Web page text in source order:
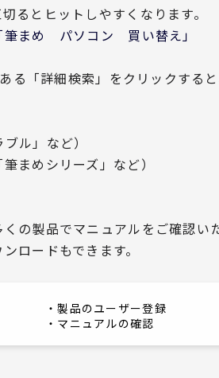
るとヒットしやすくなります。
まめ パソコン 買い替え」
る「詳細検索」をクリックする
ル」など）
まめシリーズ」など）
の製品でマニュアルをご確認い
ロードもできます。
・製品のユーザー登録
・マニュアルの確認